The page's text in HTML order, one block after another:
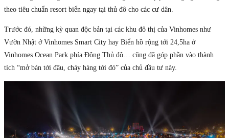
theo tiêu chuẩn resort biển ngay tại thủ đô cho các cư dân.
Trước đó, những kỳ quan độc bản tại các khu đô thị của Vinhomes như
Vườn Nhật ở Vinhomes Smart City hay Biển hồ rộng tới 24,5ha ở
Vinhomes Ocean Park phía Đông Thủ đô… cũng đã góp phần vào thành
tích “mở bán tới đâu, cháy hàng tới đó” của chủ đầu tư này.